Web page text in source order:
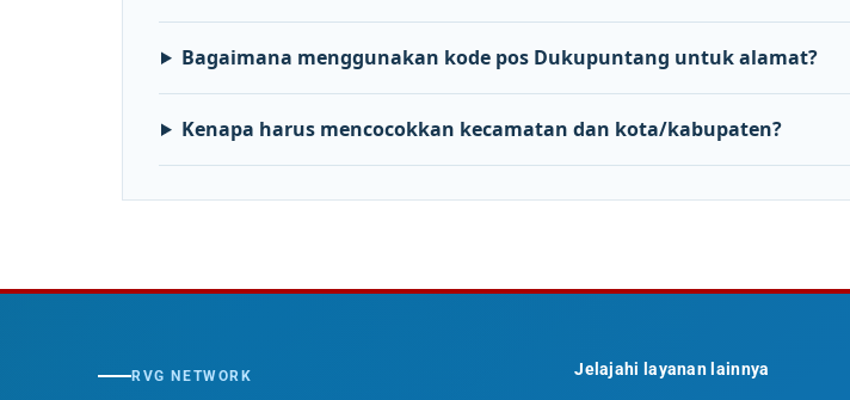
Bagaimana menggunakan kode pos Dukupuntang untuk alamat?
Kenapa harus mencocokkan kecamatan dan kota/kabupaten?
RVG NETWORK Jelajahi layanan lainnya